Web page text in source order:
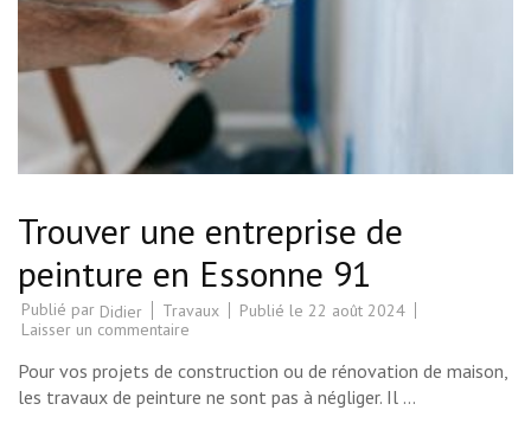
Trouver une entreprise de
peinture en Essonne 91
Publié par Didier Travaux Publié le 22 août 2024
Laisser un commentaire
entreprise
de
Pour vos projets de construction ou de rénovation de maison,
les travaux de peinture ne sont pas à négliger. Il …